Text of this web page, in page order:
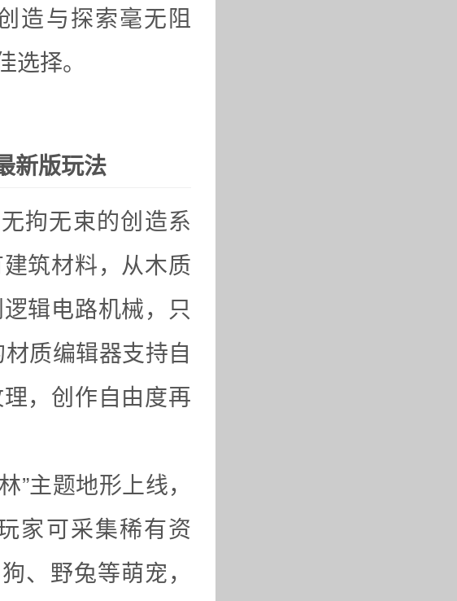
造与探索毫无阻
择。
新版玩法
拘无束的创造系
筑材料，从木质
辑电路机械，只
质编辑器支持自
，创作自由度再
主题地形上线，
家可采集稀有资
、野兔等萌宠，